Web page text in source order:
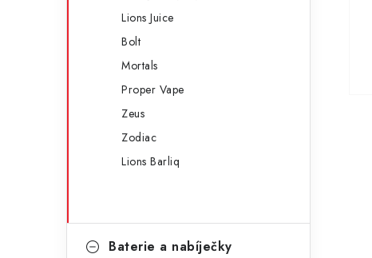
Lions Juice
Bolt
Mortals
Proper Vape
Zeus
Zodiac
Lions Barliq
Baterie a nabíječky